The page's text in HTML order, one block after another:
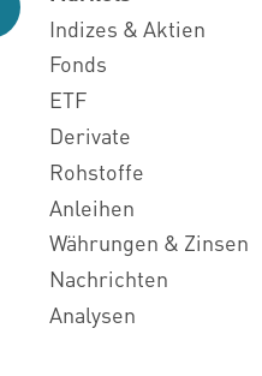
Indizes & Aktien
Fonds
ETF
Derivate
Rohstoffe
Anleihen
Währungen & Zinsen
Nachrichten
Analysen